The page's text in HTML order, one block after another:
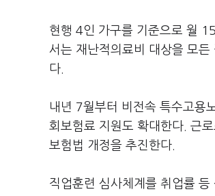
현행 4인 가구를 기준으로 월
서는 재난적의료비 대상을 모
다.
내년 7월부터 비전속 특수고용
회보험료 지원도 확대한다. 근
보험법 개정을 추진한다.
직업훈련 심사체계를 취업률